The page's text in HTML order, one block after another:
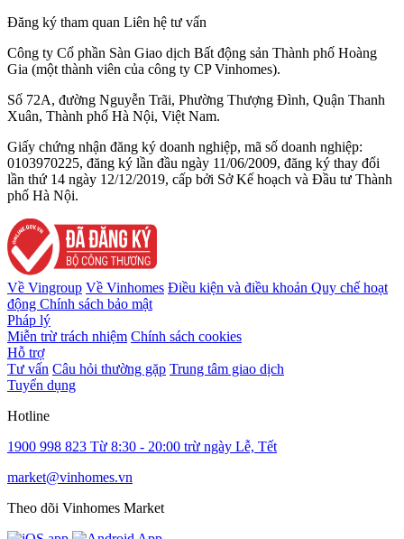
Đăng ký tham quan Liên hệ tư vấn
Công ty Cổ phần Sàn Giao dịch Bất động sản Thành phố Hoàng
Gia (một thành viên của công ty CP Vinhomes).
Số 72A, đường Nguyễn Trãi, Phường Thượng Đình, Quận Thanh
Xuân, Thành phố Hà Nội, Việt Nam.
Giấy chứng nhận đăng ký doanh nghiệp, mã số doanh nghiệp:
0103970225, đăng ký lần đầu ngày 11/06/2009, đăng ký thay đổi
lần thứ 14 ngày 12/12/2019, cấp bởi Sở Kế hoạch và Đầu tư Thành
phố Hà Nội.
Về Vingroup Về Vinhomes Điều kiện và điều khoản Quy chế hoạt
động Chính sách bảo mật
Pháp lý
Miễn trừ trách nhiệm Chính sách cookies
Hỗ trợ
Tư vấn Câu hỏi thường gặp Trung tâm giao dịch
Tuyển dụng
Hotline
1900 998 823 Từ 8:30 - 20:00 trừ ngày Lễ, Tết
market@vinhomes.vn
Theo dõi Vinhomes Market